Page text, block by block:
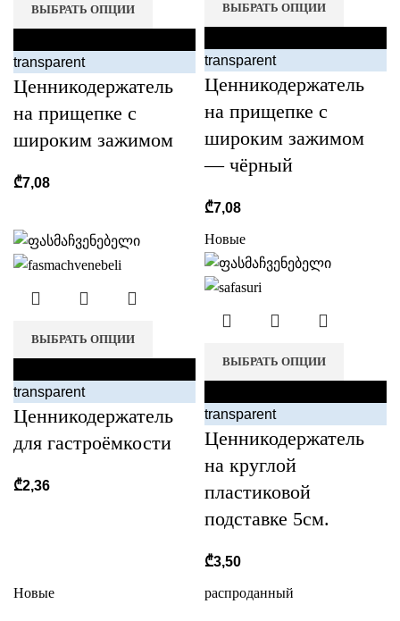
ВЫБРАТЬ ОПЦИИ
transparent
Ценникодержатель
на прищепке с
широким зажимом
₾7,08
ВЫБРАТЬ ОПЦИИ
transparent
Ценникодержатель
на прищепке с
широким зажимом
— чёрный
₾7,08
ВЫБРАТЬ ОПЦИИ
transparent
Ценникодержатель
для гастроёмкости
₾2,36
Новые
ВЫБРАТЬ ОПЦИИ
transparent
Ценникодержатель
на круглой
пластиковой
подставке 5см.
₾3,50
Новые распроданный